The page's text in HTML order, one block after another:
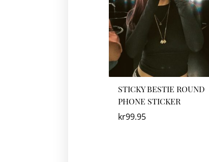
STICKY BESTIE ROUND
PHONE STICKER
kr99.95